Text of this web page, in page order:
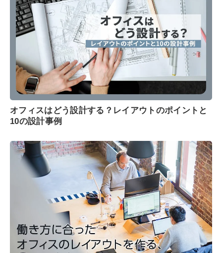
オフィスはどう設計する？レイアウトのポイントと
10の設計事例